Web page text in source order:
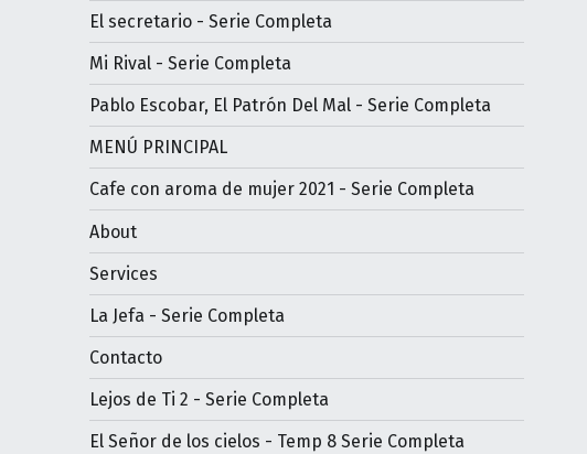
El secretario - Serie Completa
Mi Rival - Serie Completa
Pablo Escobar, El Patrón Del Mal - Serie Completa
MENÚ PRINCIPAL
Cafe con aroma de mujer 2021 - Serie Completa
About
Services
La Jefa - Serie Completa
Contacto
Lejos de Ti 2 - Serie Completa
El Señor de los cielos - Temp 8 Serie Completa